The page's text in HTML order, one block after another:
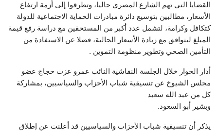
القضايا التي تهم الشارع المصري حاليا، وتطرقوا إلى أزمة ارتفاع
الأسعار، مطالبين بتوسيع دائرة مبادرات الحماية الاجتماعية للدولة
كتكافل وكرامة، لتشمل عدد أكبر من المستحقين مع دراسة رفع قيمة
المبلغ ليتوافق مع زيادة الأسعار الحالية، فضلا عن الاستفادة من
التأمين الصحي وتطوير منظومة التموين .
أدار الحوار خلال الجلسة النقاشية النائب عمرو عزت حجاج عضو
مجلس الشيوخ عن تنسيقية شباب الأحزاب والسياسيين، بمشاركة
كل من عبد الله سعيد
وبشير أبو السعود.
يذكر أن تنسيقية شباب الأحزاب والسياسيين قد أعلنت عن إطلاق